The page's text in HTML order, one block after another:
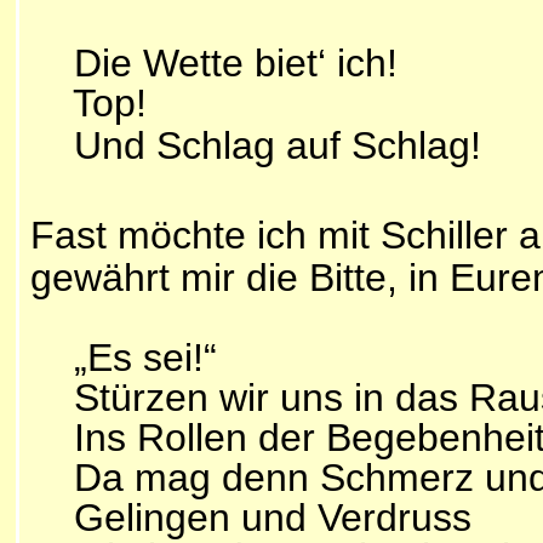
Die Wette biet‘ ich!
Top!
Und Schlag auf
Fast möchte ich mit Schiller
gewährt mir die Bitte, in
„Es sei!“
Stürzen wir uns in das
Ins Rollen der
Da mag denn Schmerz
Gelingen und Verdruss